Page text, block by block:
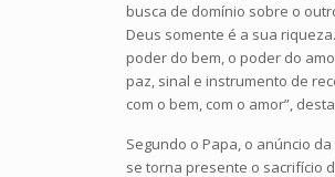
busca de domínio sobre o
Deus somente é a sua
poder do bem, o poder do
paz, sinal e instrumento de
com o bem, com o amor”,
Segundo o Papa, o anúncio
se torna presente o sacrifício